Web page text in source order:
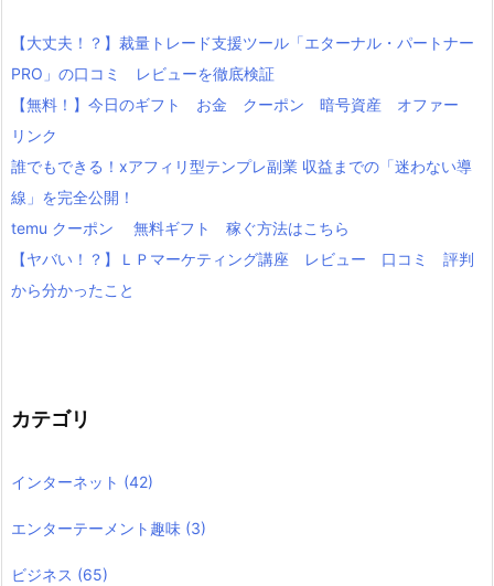
【大丈夫！？】裁量トレード支援ツール「エターナル・パートナー
PRO」の口コミ レビューを徹底検証
【無料！】今日のギフト お金 クーポン 暗号資産 オファー
リンク
誰でもできる！xアフィリ型テンプレ副業 収益までの「迷わない導
線」を完全公開！
temu クーポン 無料ギフト 稼ぐ方法はこちら
【ヤバい！？】ＬＰマーケティング講座 レビュー 口コミ 評判
から分かったこと
カテゴリ
インターネット (42)
エンターテーメント趣味 (3)
ビジネス (65)